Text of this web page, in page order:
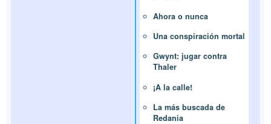
Ahora o nunca
Una conspiración mortal
Gwynt: jugar contra
Thaler
¡A la calle!
La más buscada de
Redania